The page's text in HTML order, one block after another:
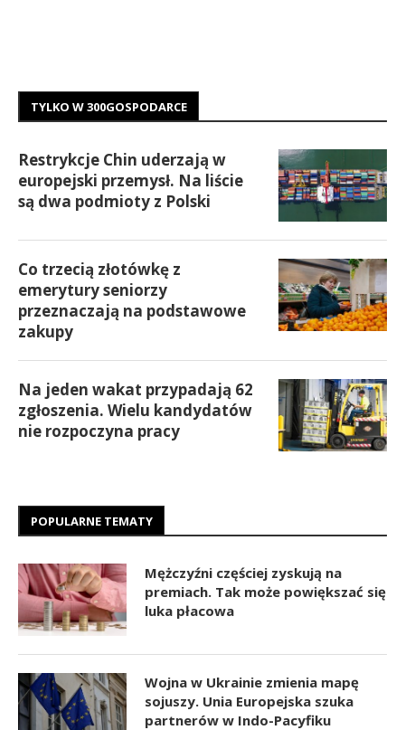
TYLKO W 300GOSPODARCE
Restrykcje Chin uderzają w
europejski przemysł. Na liście
są dwa podmioty z Polski
Co trzecią złotówkę z
emerytury seniorzy
przeznaczają na podstawowe
zakupy
Na jeden wakat przypadają 62
zgłoszenia. Wielu kandydatów
nie rozpoczyna pracy
POPULARNE TEMATY
Mężczyźni częściej zyskują na
premiach. Tak może powiększać się
luka płacowa
Wojna w Ukrainie zmienia mapę
sojuszy. Unia Europejska szuka
partnerów w Indo-Pacyfiku